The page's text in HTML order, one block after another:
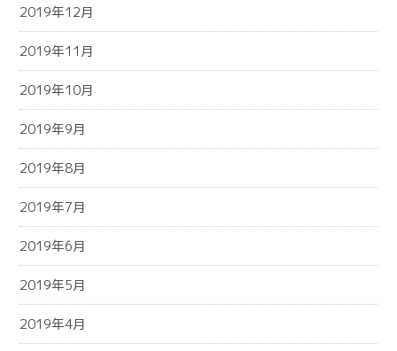
2019年12月
2019年11月
2019年10月
2019年9月
2019年8月
2019年7月
2019年6月
2019年5月
2019年4月